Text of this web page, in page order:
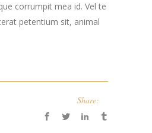
corrumpit mea id. Vel te
petentium sit, animal
Share: